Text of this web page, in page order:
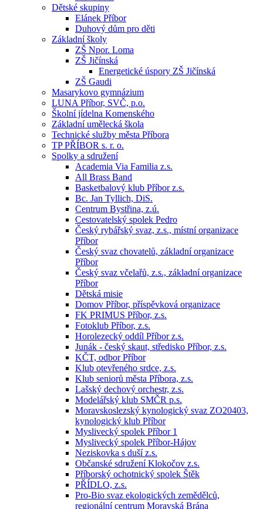
Dětské skupiny
Elánek Příbor
Duhový dům pro děti
Základní školy
ZŠ Npor. Loma
ZŠ Jičínská
Energetické úspory ZŠ Jičínská
ZŠ Gaudi
Masarykovo gymnázium
LUNA Příbor, SVČ, p.o.
Školní jídelna Komenského
Základní umělecká škola
Technické služby města Příbora
TP PŘÍBOR s. r. o.
Spolky a sdružení
Academia Via Familia z.s.
All Brass Band
Basketbalový klub Příbor z.s.
Bc. Jan Tyllich, DiS.
Centrum Bystřina, z.ú.
Cestovatelský spolek Pedro
Český rybářský svaz, z.s., místní organizace
Příbor
Český svaz chovatelů, základní organizace
Příbor
Český svaz včelařů, z.s., základní organizace
Příbor
Dětská misie
Domov Příbor, příspěvková organizace
FK PRIMUS Příbor, z.s.
Fotoklub Příbor, z.s.
Horolezecký oddíl Příbor z.s.
Junák - český skaut, středisko Příbor, z.s.
KČT, odbor Příbor
Klub otevřeného srdce, z.s.
Klub seniorů města Příbora, z.s.
Lašský dechový orchestr, z.s.
Modelářský klub SMČR p.s.
Moravskoslezský kynologický svaz ZO20403,
kynologický klub Příbor
Myslivecký spolek Příbor 1
Myslivecký spolek Příbor-Hájov
Neziskovka s duší z.s.
Občanské sdružení Klokočov z.s.
Příborský ochotnický spolek Štěk
PŘÍDLO, z.s.
Pro-Bio svaz ekologických zemědělců,
regionální centrum Moravská Brána